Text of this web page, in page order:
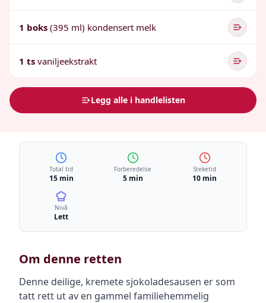
1 boks (395 ml) kondensert melk
1 ts vaniljeekstrakt
Legg alle i handlelisten
Total tid
15 min
Forberedelse
5 min
Steketid
10 min
Nivå
Lett
Om denne retten
Denne deilige, kremete sjokoladesausen er som
tatt rett ut av en gammel familiehemmelig